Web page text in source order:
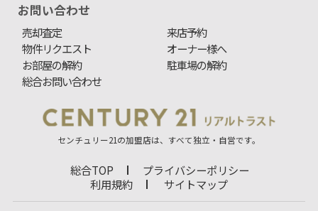
お問い合わせ
売却査定
来店予約
物件リクエスト
オーナー様へ
お部屋の解約
駐車場の解約
総合お問い合わせ
センチュリー21の加盟店は、すべて独立・自営です。
総合TOP
プライバシーポリシー
利用規約
サイトマップ